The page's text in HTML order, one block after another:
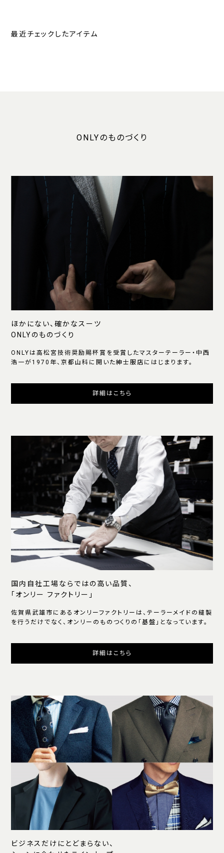
最近チェックしたアイテム
ONLYのものづくり
ほかにない、確かなスーツ
ONLYのものづくり
ONLYは高松宮技術奨励賜杯賞を受賞したマスターテーラー・中西
浩一が1970年、京都山科に開いた紳士服店にはじまります。
詳細はこちら
国内自社工場ならではの高い品質、
「オンリー ファクトリー」
佐賀県武雄市にあるオンリーファクトリーは、テーラーメイドの縫製
を行うだけでなく、オンリーのものつくりの「基盤」となっています。
詳細はこちら
ビジネスだけにとどまらない、